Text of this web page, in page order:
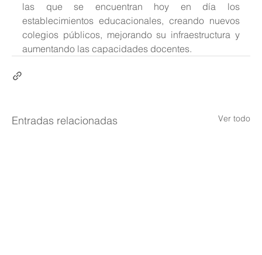
las que se encuentran hoy en día los
establecimientos educacionales, creando nuevos
colegios públicos, mejorando su infraestructura y
aumentando las capacidades docentes.
Entradas relacionadas Ver todo